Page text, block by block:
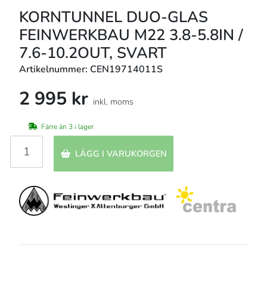
KORNTUNNEL DUO-GLAS
FEINWERKBAU M22 3.8-5.8IN /
7.6-10.2OUT, SVART
Artikelnummer: CEN19714011S
2 995 kr inkl. moms
Färre än 3 i lager
LÄGG I VARUKORGEN